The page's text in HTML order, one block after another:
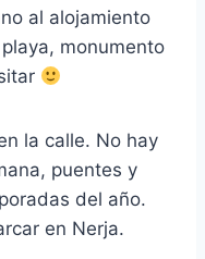
al alojamiento
monumento
la calle. No hay
puentes y
del año.
en Nerja.